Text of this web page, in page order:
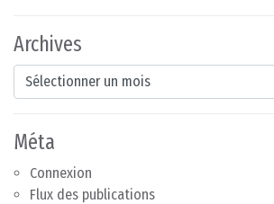
Archives
Archives
Méta
Connexion
Flux des publications